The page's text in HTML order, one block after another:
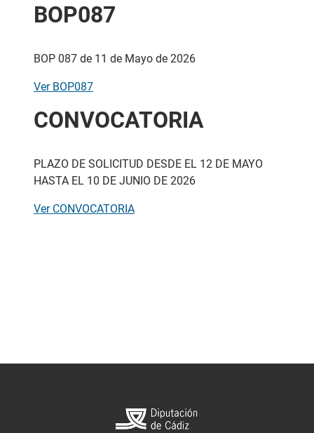
BOP087
BOP 087 de 11 de Mayo de 2026
Ver BOP087
CONVOCATORIA
PLAZO DE SOLICITUD DESDE EL 12 DE MAYO
HASTA EL 10 DE JUNIO DE 2026
Ver CONVOCATORIA